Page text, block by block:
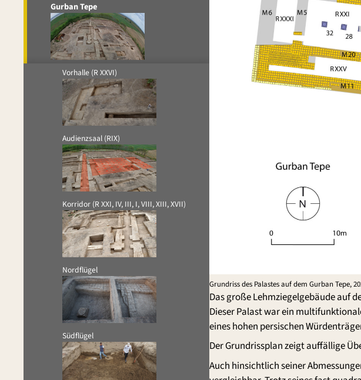
Gurban Tepe
Vorhalle (R XXVI)
Audienzsaal (RIX)
Korridor (R XXI, IV, III, I, VIII, XIII, XVII)
Nordflügel
Südflügel
Grundriss des Palastes auf dem Gurban Tepe,
Das große Lehmziegelgebäude auf
Dieser Palast war ein
eines hohen persischen
Der Grundrissplan zeigt auffällige
Auch hinsichtlich seiner